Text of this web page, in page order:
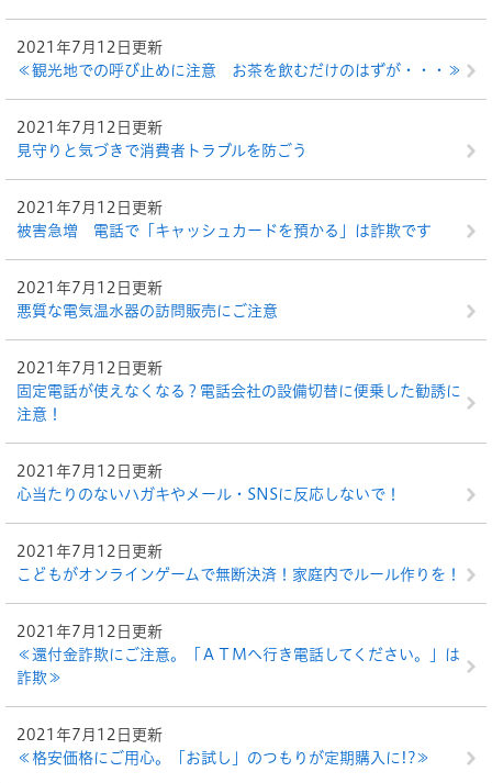
2021年7月12日更新
≪観光地での呼び止めに注意 お茶を飲むだけのはずが・・・≫
2021年7月12日更新
見守りと気づきで消費者トラブルを防ごう
2021年7月12日更新
被害急増 電話で「キャッシュカードを預かる」は詐欺です
2021年7月12日更新
悪質な電気温水器の訪問販売にご注意
2021年7月12日更新
固定電話が使えなくなる？電話会社の設備切替に便乗した勧誘に
注意！
2021年7月12日更新
心当たりのないハガキやメール・SNSに反応しないで！
2021年7月12日更新
こどもがオンラインゲームで無断決済！家庭内でルール作りを！
2021年7月12日更新
≪還付金詐欺にご注意。「ＡＴＭへ行き電話してください。」は
詐欺≫
2021年7月12日更新
≪格安価格にご用心。「お試し」のつもりが定期購入に!?≫